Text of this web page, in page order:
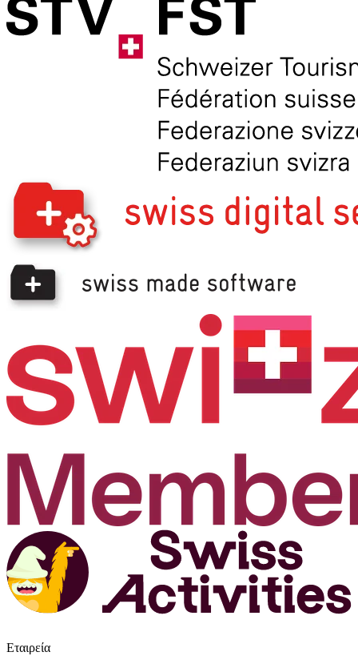
Εταιρεία